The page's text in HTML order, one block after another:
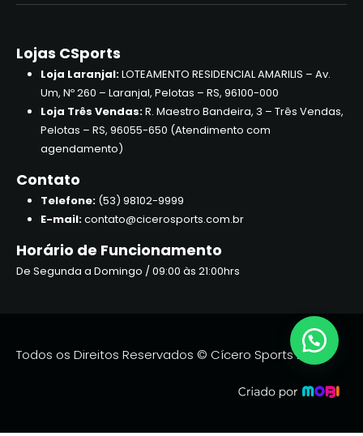
Lojas CSports
Loja Laranjal:LOTEAMENTO RESIDENCIAL AMARILIS – Av.
Um, Nº 260 – Laranjal, Pelotas – RS, 96100-000
Loja Três Vendas:R. Maestro Bandeira, 3 – Três Vendas,
Pelotas – RS, 96055-650 (Atendimento com
agendamento)
Contato
Telefone:(53) 98102-9999
E-mail:contato@cicerosports.com.br
Horário de Funcionamento
De Segunda a Domingo / 09:00 às 21:00hrs
Todos os Direitos Reservados © Cícero Sports 2026.